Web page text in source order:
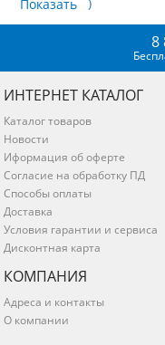
8
ИНТЕРНЕТ КАТАЛОГ
Каталог товаров
Новости
Иформация об оферте
Согласие на обработку ПД
Способы оплаты
Доставка
Условия гарантии и сервиса
Дисконтная карта
КОМПАНИЯ
Адреса и контакты
О компании